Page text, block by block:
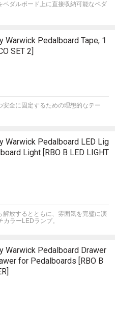
ペダルボード上に直接収納可能なペダ
Warwick Pedalboard Tape, 1
SET 2]
全に固定するための理想的なテー
Warwick Pedalboard LED Lig
Light [RBO B LED LIGHT
放するとともに、雰囲気を完璧に演
ラーLEDランプ。
Warwick Pedalboard Drawer
for Pedalboards [RBO B